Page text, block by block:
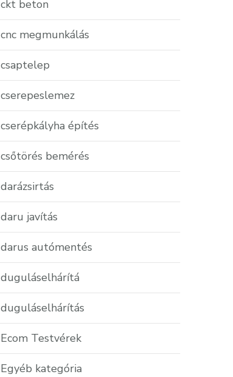
ckt beton
cnc megmunkálás
csaptelep
cserepeslemez
cserépkályha építés
csőtörés bemérés
darázsirtás
daru javítás
darus autómentés
duguláselhárítá
duguláselhárítás
Ecom Testvérek
Egyéb kategória